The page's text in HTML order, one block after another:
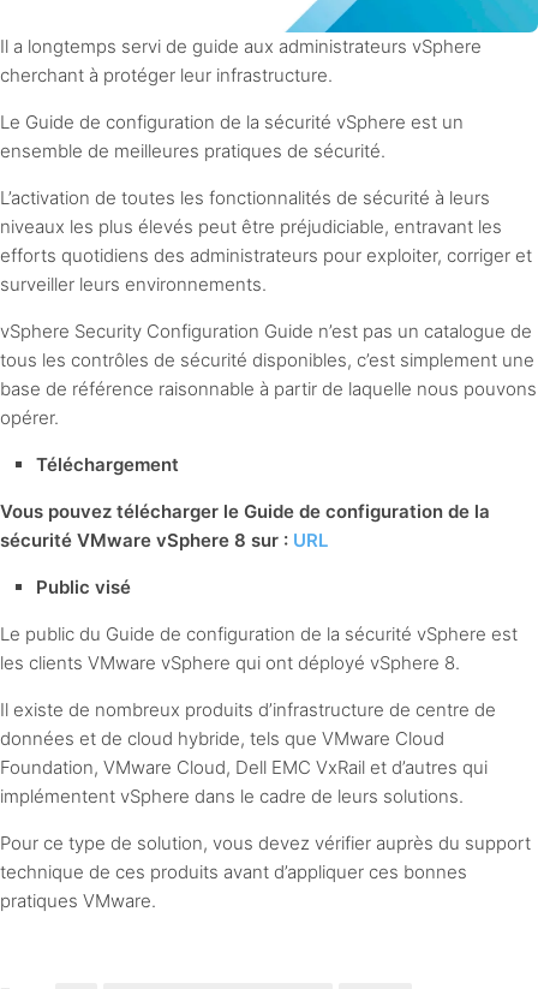
Il a longtemps servi de guide aux administrateurs vSphere
cherchant à protéger leur infrastructure.
Le Guide de configuration de la sécurité vSphere est un
ensemble de meilleures pratiques de sécurité.
L’activation de toutes les fonctionnalités de sécurité à leurs
niveaux les plus élevés peut être préjudiciable, entravant les
efforts quotidiens des administrateurs pour exploiter, corriger et
surveiller leurs environnements.
vSphere Security Configuration Guide n’est pas un catalogue de
tous les contrôles de sécurité disponibles, c’est simplement une
base de référence raisonnable à partir de laquelle nous pouvons
opérer.
Téléchargement
Vous pouvez télécharger le Guide de configuration de la
sécurité VMware vSphere 8 sur : URL
Public visé
Le public du Guide de configuration de la sécurité vSphere est
les clients VMware vSphere qui ont déployé vSphere 8.
Il existe de nombreux produits d’infrastructure de centre de
données et de cloud hybride, tels que VMware Cloud
Foundation, VMware Cloud, Dell EMC VxRail et d’autres qui
implémentent vSphere dans le cadre de leurs solutions.
Pour ce type de solution, vous devez vérifier auprès du support
technique de ces produits avant d’appliquer ces bonnes
pratiques VMware.